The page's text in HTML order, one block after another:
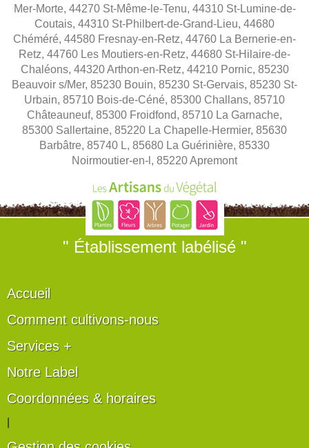
Mer-Morte, 44270 St-Même-le-Tenu, 44310 St-Lumine-de-
Coutais, 44310 St-Philbert-de-Grand-Lieu, 44680
Chéméré, 44580 Fresnay-en-Retz, 44760 La Bernerie-en-
Retz, 44760 Les Moutiers-en-Retz, 44680 St-Hilaire-de-
Chaléons, 44320 Arthon-en-Retz, 44210 Pornic, 85230
Beauvoir s/Mer, 85230 Bouin, 85230 St-Gervais, 85230 St-
Urbain, 85710 Bois-de-Céné, 85300 Challans, 85710
Châteauneuf, 85300 Froidfond, 85710 La Garnache,
85300 Sallertaine, 85220 La Chapelle-Hermier, 85630
Barbâtre, 85740 L, 85680 La Guérinière, 85330
Noirmoutier-en-l, 85220 Apremont
" Établissement labélisé "
Accueil
Comment cultivons-nous
Services +
Notre Label
Coordonnées & horaires